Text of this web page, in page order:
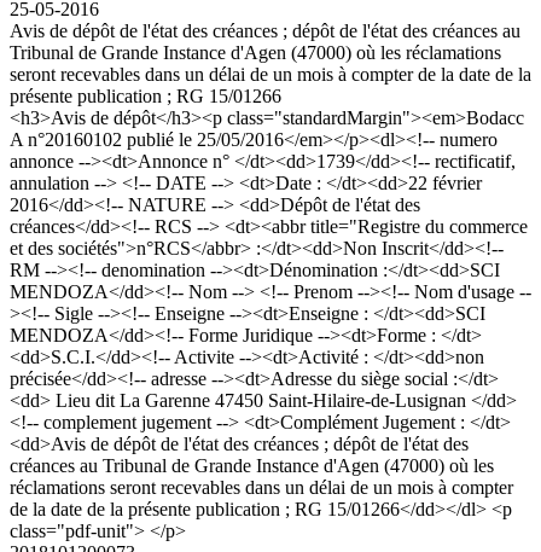
25-05-2016
Avis de dépôt de l'état des créances ; dépôt de l'état des créances au
Tribunal de Grande Instance d'Agen (47000) où les réclamations
seront recevables dans un délai de un mois à compter de la date de la
présente publication ; RG 15/01266
<h3>Avis de dépôt</h3><p class="standardMargin"><em>Bodacc
A n°20160102 publié le 25/05/2016</em></p><dl><!-- numero
annonce --><dt>Annonce n° </dt><dd>1739</dd><!-- rectificatif,
annulation --> <!-- DATE --> <dt>Date : </dt><dd>22 février
2016</dd><!-- NATURE --> <dd>Dépôt de l'état des
créances</dd><!-- RCS --> <dt><abbr title="Registre du commerce
et des sociétés">n°RCS</abbr> :</dt><dd>Non Inscrit</dd><!--
RM --><!-- denomination --><dt>Dénomination :</dt><dd>SCI
MENDOZA</dd><!-- Nom --> <!-- Prenom --><!-- Nom d'usage --
><!-- Sigle --><!-- Enseigne --><dt>Enseigne : </dt><dd>SCI
MENDOZA</dd><!-- Forme Juridique --><dt>Forme : </dt>
<dd>S.C.I.</dd><!-- Activite --><dt>Activité : </dt><dd>non
précisée</dd><!-- adresse --><dt>Adresse du siège social :</dt>
<dd> Lieu dit La Garenne 47450 Saint-Hilaire-de-Lusignan </dd>
<!-- complement jugement --> <dt>Complément Jugement : </dt>
<dd>Avis de dépôt de l'état des créances ; dépôt de l'état des
créances au Tribunal de Grande Instance d'Agen (47000) où les
réclamations seront recevables dans un délai de un mois à compter
de la date de la présente publication ; RG 15/01266</dd></dl> <p
class="pdf-unit"> </p>